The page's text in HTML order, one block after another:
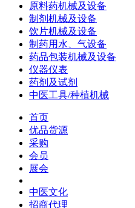
原料药机械及设备
制剂机械及设备
饮片机械及设备
制药用水、气设备
药品包装机械及设备
仪器仪表
药剂及试剂
中医工具/种植机械
首页
优品货源
采购
会员
展会
中医文化
招商代理